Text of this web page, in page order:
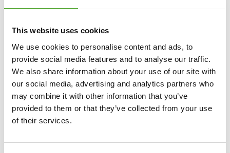
This website uses cookies
We use cookies to personalise content and ads, to
provide social media features and to analyse our traffic.
We also share information about your use of our site with
our social media, advertising and analytics partners who
may combine it with other information that you’ve
provided to them or that they’ve collected from your use
of their services.